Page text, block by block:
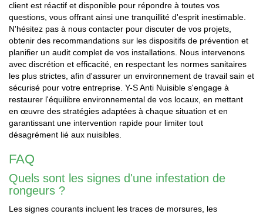
client est réactif et disponible pour répondre à toutes vos
questions, vous offrant ainsi une tranquillité d'esprit inestimable.
N'hésitez pas à nous contacter pour discuter de vos projets,
obtenir des recommandations sur les dispositifs de prévention et
planifier un audit complet de vos installations. Nous intervenons
avec discrétion et efficacité, en respectant les normes sanitaires
les plus strictes, afin d'assurer un environnement de travail sain et
sécurisé pour votre entreprise. Y-S Anti Nuisible s'engage à
restaurer l'équilibre environnemental de vos locaux, en mettant
en œuvre des stratégies adaptées à chaque situation et en
garantissant une intervention rapide pour limiter tout
désagrément lié aux nuisibles.
FAQ
Quels sont les signes d'une infestation de
rongeurs ?
Les signes courants incluent les traces de morsures, les